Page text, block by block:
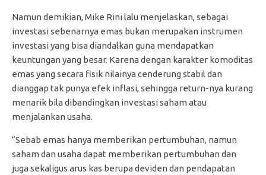
Namun demikian, Mike Rini lalu menjelaskan, sebagai
investasi sebenarnya emas bukan merupakan instrumen
investasi yang bisa diandalkan guna mendapatkan
keuntungan yang besar. Karena dengan karakter komoditas
emas yang secara fisik nilainya cenderung stabil dan
dianggap tak punya efek inflasi, sehingga return-nya kurang
menarik bila dibandingkan investasi saham atau
menjalankan usaha.
“Sebab emas hanya memberikan pertumbuhan, namun
saham dan usaha dapat memberikan pertumbuhan dan
juga sekaligus arus kas berupa deviden dan pendapatan